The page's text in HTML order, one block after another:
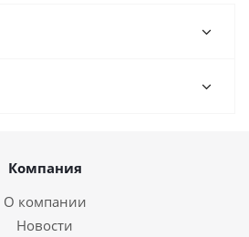
Компания
О компании
Новости